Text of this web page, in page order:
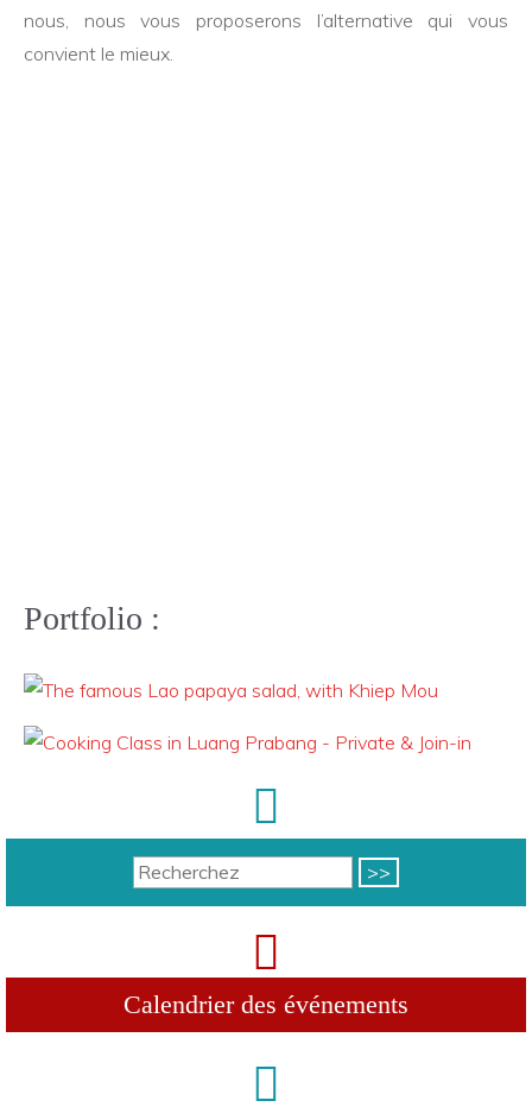
nous, nous vous proposerons l’alternative qui vous
convient le mieux.
Portfolio :
Calendrier des événements